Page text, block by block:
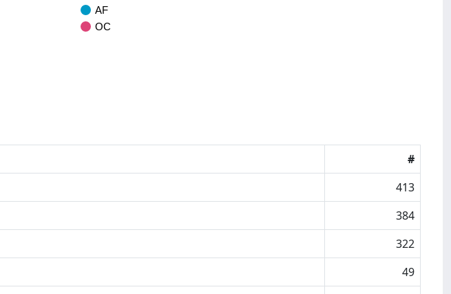
AF
OC
#
413
384
322
49